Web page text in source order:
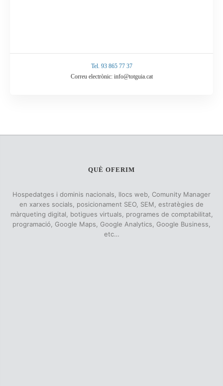
Tel. 93 865 77 37
Correu electrònic: info@totguia.cat
QUÈ OFERIM
Hospedatges i dominis nacionals, llocs web, Comunity Manager
en xarxes socials, posicionament SEO, SEM, estratègies de
màrqueting digital, botigues virtuals, programes de comptabilitat,
programació, Google Maps, Google Analytics, Google Business,
etc…